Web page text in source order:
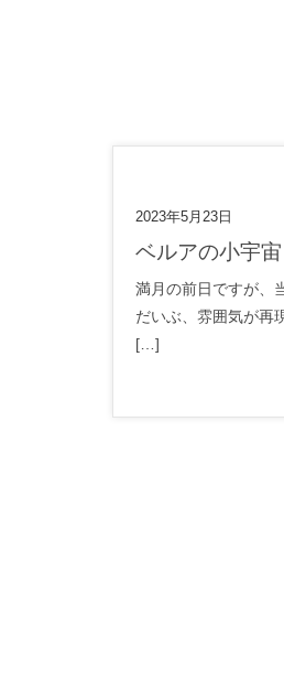
2023年5月23日
ベルアの小宇
満月の前日ですが、
だいぶ、雰囲気が再
[…]